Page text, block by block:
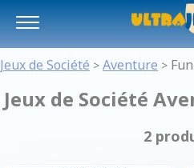
Jeux de Société > Aventure >
Jeux de Société
2